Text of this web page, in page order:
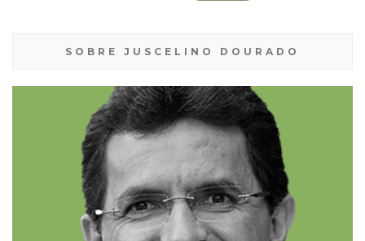
SOBRE JUSCELINO DOURADO